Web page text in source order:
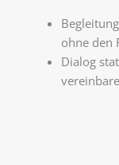
ohne den
Dialog